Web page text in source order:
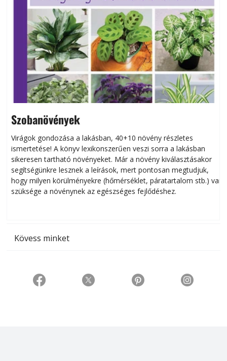
Szobanövények
Virágok gondozása a lakásban, 40+10 növény részletes
ismertetése! A könyv lexikonszerűen veszi sorra a lakásban
sikeresen tart­ha­tó növényeket. Már a növény kiválasztásakor
segítségünkre lesznek a leírások, mert pontosan megtudjuk,
hogy milyen körülményekre (hőmérséklet, páratartalom stb.) van
szüksége a növénynek az egészséges fejlődéshez.
Kövess minket